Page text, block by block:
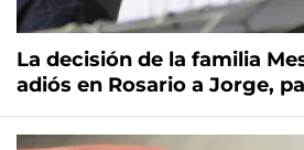
La decisión de la familia
adiós en Rosario a Jorge,